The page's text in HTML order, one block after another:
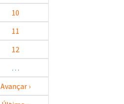
10
11
12
…
Avançar ›Próxima página